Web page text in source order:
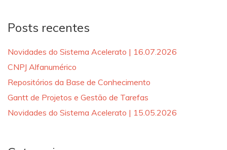
Posts recentes
Novidades do Sistema Acelerato | 16.07.2026
CNPJ Alfanumérico
Repositórios da Base de Conhecimento
Gantt de Projetos e Gestão de Tarefas
Novidades do Sistema Acelerato | 15.05.2026